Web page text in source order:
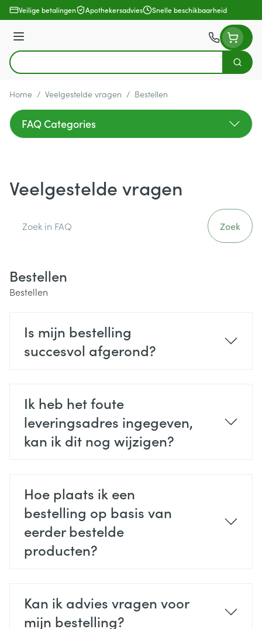
Ga naar de inhoud
Veilige betalingen Apothekersadvies Snelle beschikbaarheid
Menu
Product, merk, categorie...
Zoek
Home / Veelgestelde vragen / Bestellen
FAQ Categories
Veelgestelde vragen
Zoek
Zoek
Bestellen
Bestellen
Is mijn bestelling
succesvol afgerond?
Ik heb het foute
leveringsadres ingegeven,
kan ik dit nog wijzigen?
Hoe plaats ik een
bestelling op basis van
eerder bestelde
producten?
Kan ik advies vragen voor
mijn bestelling?